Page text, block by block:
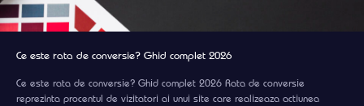
Ce este rata de conversie? Ghid complet 2026
Ce este rata de conversie? Ghid complet 2026 Rata de conversie
reprezinta procentul de vizitatori ai unui site care realizeaza actiunea